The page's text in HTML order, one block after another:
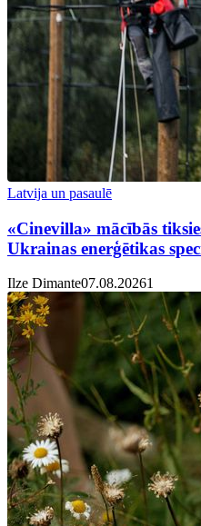
Latvija un pasaulē
«Cinevilla» mācībās
Ukrainas enerģētikas
Ilze Dimante07.08.20261